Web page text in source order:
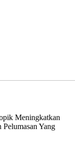
Meningkatkan
Yang